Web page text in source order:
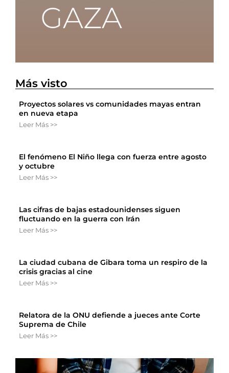
Más visto
Proyectos solares vs comunidades mayas entran
en nueva etapa
Leer Más >>
El fenómeno El Niño llega con fuerza entre agosto
y octubre
Leer Más >>
Las cifras de bajas estadounidenses siguen
fluctuando en la guerra con Irán
Leer Más >>
La ciudad cubana de Gibara toma un respiro de la
crisis gracias al cine
Leer Más >>
Relatora de la ONU defiende a jueces ante Corte
Suprema de Chile
Leer Más >>